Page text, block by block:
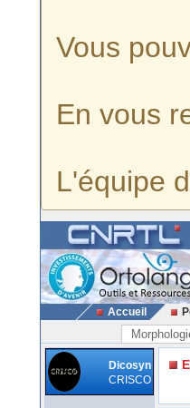
Vous
En vous
L'équipe
Accueil
Dicosyn
CRISCO